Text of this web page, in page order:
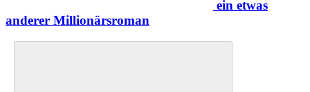
ein etwas
anderer Millionärsroman